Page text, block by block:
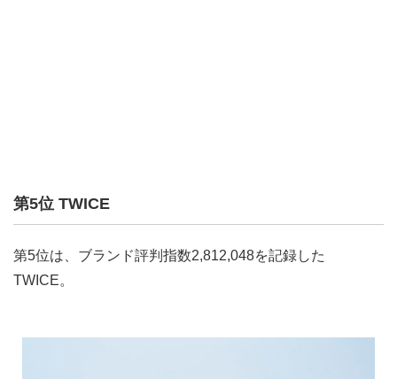
第5位 TWICE
第5位は、ブランド評判指数2,812,048を記録した
TWICE。